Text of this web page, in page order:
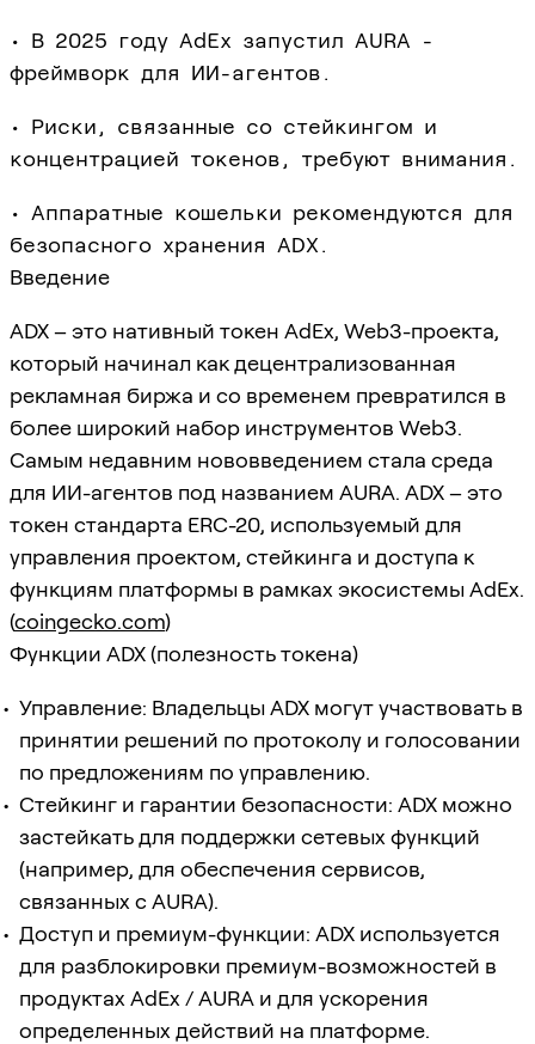
• В 2025 году AdEx запустил AURA -
фреймворк для ИИ-агентов.
• Риски, связанные со стейкингом и
концентрацией токенов, требуют внимания.
• Аппаратные кошельки рекомендуются для
безопасного хранения ADX.
Введение
ADX – это нативный токен AdEx, Web3-проекта,
который начинал как децентрализованная
рекламная биржа и со временем превратился в
более широкий набор инструментов Web3.
Самым недавним нововведением стала среда
для ИИ-агентов под названием AURA. ADX – это
токен стандарта ERC-20, используемый для
управления проектом, стейкинга и доступа к
функциям платформы в рамках экосистемы AdEx.
(coingecko.com)
Функции ADX (полезность токена)
Управление: Владельцы ADX могут участвовать в
принятии решений по протоколу и голосовании
по предложениям по управлению.
Стейкинг и гарантии безопасности: ADX можно
застейкать для поддержки сетевых функций
(например, для обеспечения сервисов,
связанных с AURA).
Доступ и премиум-функции: ADX используется
для разблокировки премиум-возможностей в
продуктах AdEx / AURA и для ускорения
определенных действий на платформе.